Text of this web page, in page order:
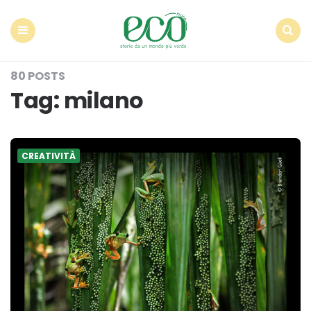
80 POSTS
Tag: milano
CREATIVITÀ